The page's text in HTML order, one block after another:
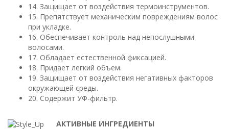
14. Защищает от воздействия термоинструментов.
15. Препятствует механическим повреждениям волос
при укладке.
16. Обеспечивает контроль над непослушными
волосами.
17. Обладает естественной фиксацией.
18. Придает легкий объем.
19. Защищает от воздействия негативных факторов
окружающей среды.
20. Содержит УФ-фильтр.
АКТИВНЫЕ ИНГРЕДИЕНТЫ